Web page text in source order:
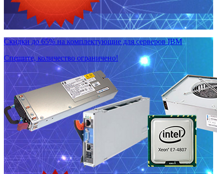
Скидки до 65% на комплектующие для серверов IBM
Спешите, количество ограничено!